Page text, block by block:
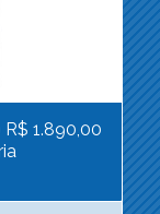
1.890,00